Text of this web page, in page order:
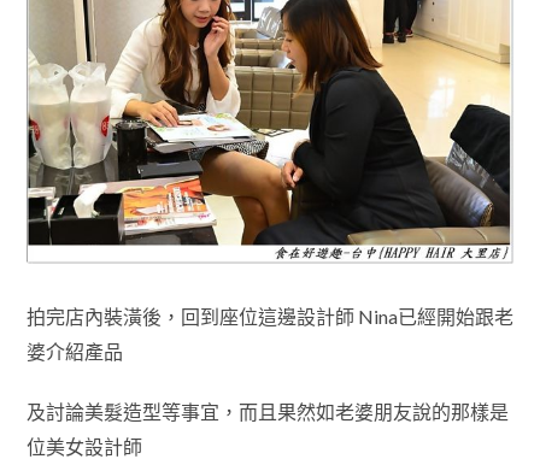
拍完店內裝潢後 ，回到座位這邊設計師 Nina已經開始跟老
婆介紹產品
及討論美髮造型等事宜 ，而且果然如老婆朋友說的那樣是
位美女設計師